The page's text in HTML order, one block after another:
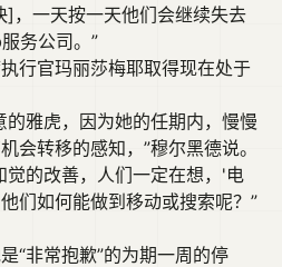
，一天按一天他们会继续失去
务公司。”
行官玛丽莎梅耶取得现在处于
的雅虎，因为她的任期内，慢慢
会转移的感知，”穆尔黑德说。
觉的改善，人们一定在想，'电
们如何能做到移动或搜索呢？”
“非常抱歉”的为期一周的停